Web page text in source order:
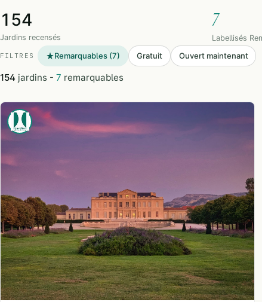
154
Jardins recensés
7
Labellisés
FILTRES Remarquables (7) Gratuit Ouvert maintenant
154 jardins - 7 remarquables